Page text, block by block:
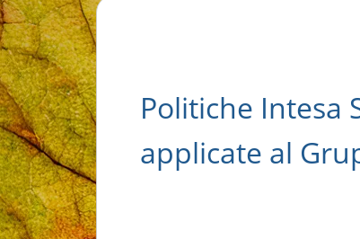
Politiche Intesa
applicate al